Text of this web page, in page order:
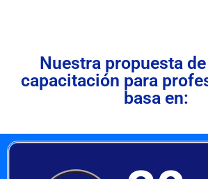
Nuestra propuesta
capacitación para
basa en: